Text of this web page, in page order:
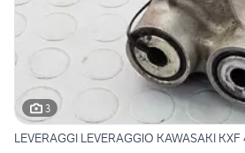
3
LEVERAGGI LEVERAGGIO KAWASAKI